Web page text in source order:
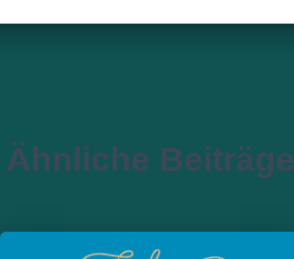
Ähnliche Beiträge